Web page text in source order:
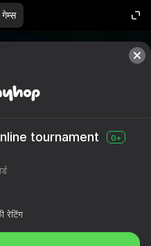
tournament 0+
रेटिंग